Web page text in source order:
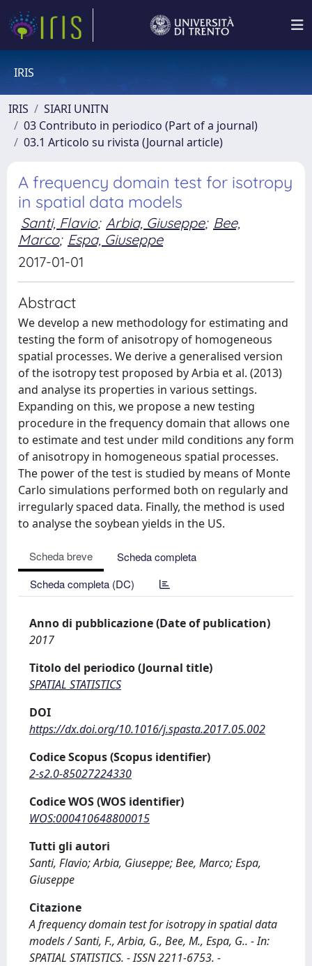
IRIS
IRIS
SIARI UNITN
03 Contributo in periodico (Part of a journal)
03.1 Articolo su rivista (Journal article)
A frequency domain test for isotropy
in spatial data models
Santi, Flavio; Arbia, Giuseppe; Bee,
Marco; Espa, Giuseppe
2017-01-01
Abstract
We develop a new methodology for estimating and
testing the form of anisotropy of homogeneous
spatial processes. We derive a generalised version
of the isotropy test proposed by Arbia et al. (2013)
and analyse its properties in various settings.
Expanding on this, we propose a new testing
procedure in the frequency domain that allows one
to estimate and test under mild conditions any form
of anisotropy in homogeneous spatial processes.
The power of the test is studied by means of Monte
Carlo simulations performed both on regularly and
irregularly spaced data. Finally, the method is used
to analyse the soybean yields in the US.
Scheda breve
Scheda completa
Scheda completa (DC)
Anno di pubblicazione (Date of publication)
2017
Titolo del periodico (Journal title)
SPATIAL STATISTICS
DOI
https://dx.doi.org/10.1016/j.spasta.2017.05.002
Codice Scopus (Scopus identifier)
2-s2.0-85027224330
Codice WOS (WOS identifier)
WOS:000410648800015
Tutti gli autori
Santi, Flavio; Arbia, Giuseppe; Bee, Marco; Espa,
Giuseppe
Citazione
A frequency domain test for isotropy in spatial data
models / Santi, F., Arbia, G., Bee, M., Espa, G.. - In:
SPATIAL STATISTICS. - ISSN 2211-6753. -